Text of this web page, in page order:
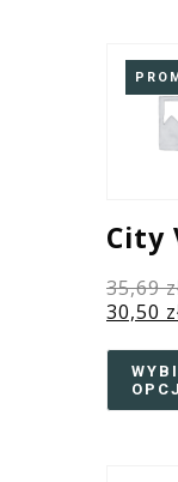
City
35,69
30,50